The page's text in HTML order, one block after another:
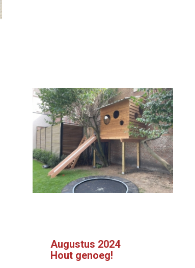
Augustus 2024
Hout genoeg!